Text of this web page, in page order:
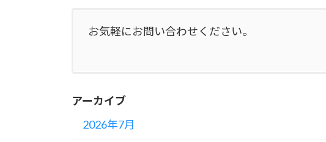
お気軽にお問い合わせください。
アーカイブ
2026年7月